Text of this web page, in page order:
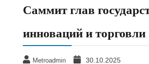
Саммит глав
инноваций и торговли
Metroadmin 30.10.2025